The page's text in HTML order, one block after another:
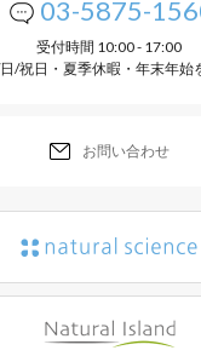
毎日
03-5875-
受付時間 10:00 - 17:00
日/祝日・夏季休暇・年末年始
お問い合わせ